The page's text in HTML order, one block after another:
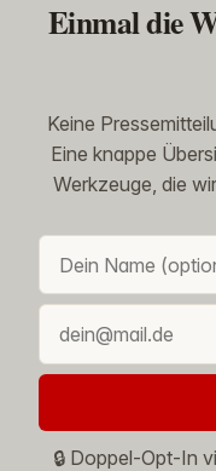
Einmal die
Keine
Eine knappe
Werkzeuge, die
🔒 Doppel-Opt-In